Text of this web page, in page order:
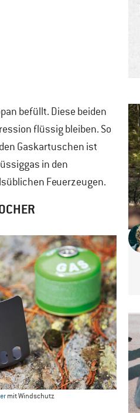
befüllt. Diese beiden
flüssig bleiben. So
Gaskartuschen ist
in den
Feuerzeugen.
mit Windschutz